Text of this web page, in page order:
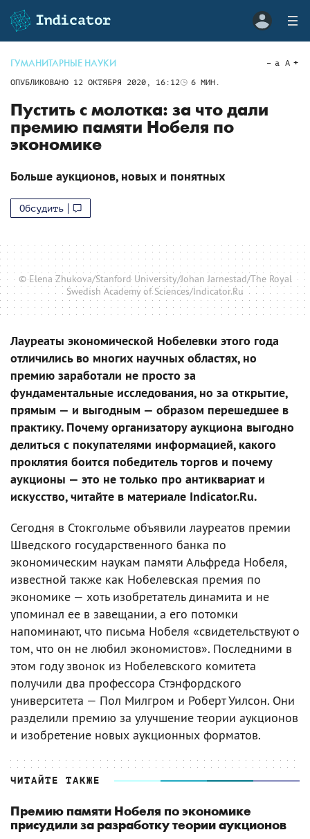
ГУМАНИТАРНЫЕ НАУКИ
ОПУБЛИКОВАНО 12 ОКТЯБРЯ 2020, 16:12 6 МИН.
a A
Пустить с молотка: за что дали
премию памяти Нобеля по
экономике
Больше аукционов, новых и понятных
Обсудить
© Elena Zhukova/Stanford University/Johan Jarnestad/The Royal
Swedish Academy of Sciences/Indicator.Ru
Лауреаты экономической Нобелевки этого года
отличились во многих научных областях, но
премию заработали не просто за
фундаментальные исследования, но за открытие,
прямым — и выгодным — образом перешедшее в
практику. Почему организатору аукциона выгодно
делиться с покупателями информацией, какого
проклятия боится победитель торгов и почему
аукционы — это не только про антиквариат и
искусство, читайте в материале Indicator.Ru.
Сегодня в Стокгольме объявили лауреатов премии
Шведского государственного банка по
экономическим наукам памяти Альфреда Нобеля,
известной также как Нобелевская премия по
экономике — хоть изобретатель динамита и не
упоминал ее в завещании, а его потомки
напоминают, что письма Нобеля «свидетельствуют о
том, что он не любил экономистов». Последними в
этом году звонок из Нобелевского комитета
получили два профессора Стэнфордского
университета — Пол Милгром и Роберт Уилсон. Они
разделили премию за улучшение теории аукционов
и изобретение новых аукционных форматов.
ЧИТАЙТЕ ТАКЖЕ
Премию памяти Нобеля по экономике
присудили за разработку теории аукционов